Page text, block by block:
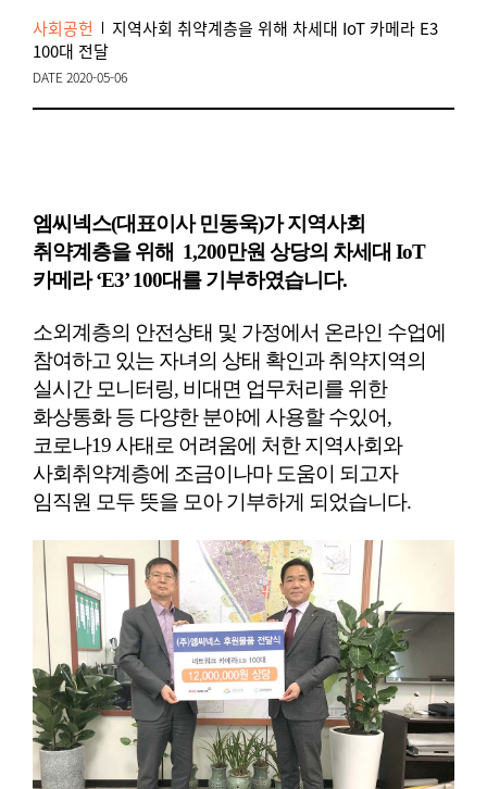
사회공헌
지역사회 취약계층을 위해 차세대 IoT 카메라 E3
100대 전달
DATE 2020-05-06
엠씨넥스(대표이사 민동욱)가 지역사회
취약계층을 위해 1,200만원 상당의 차세대 IoT
카메라 ‘E3’ 100대를 기부하였습니다.
소외계층의 안전상태 및 가정에서 온라인 수업에
참여하고 있는 자녀의 상태 확인과 취약지역의
실시간 모니터링, 비대면 업무처리를 위한
화상통화 등 다양한 분야에 사용할 수있어,
코로나19 사태로 어려움에 처한 지역사회와
사회취약계층에 조금이나마 도움이 되고자
임직원 모두 뜻을 모아 기부하게 되었습니다.